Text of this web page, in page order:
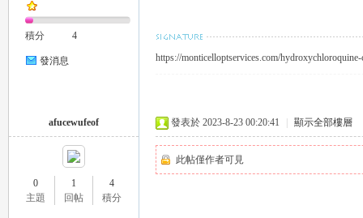
積分 4
發消息 https://monticelloptservices.com/hydroxychloroquine-
afucewufeof
0
主題
1
回帖
4
積分
發表於 2023-8-23 00:20:41 顯示全部樓層
此帖僅作者可見